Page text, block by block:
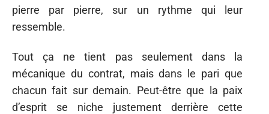
pierre par pierre, sur un rythme qui leur
ressemble.
Tout ça ne tient pas seulement dans la
mécanique du contrat, mais dans le pari que
chacun fait sur demain. Peut-être que la paix
d’esprit se niche justement derrière cette